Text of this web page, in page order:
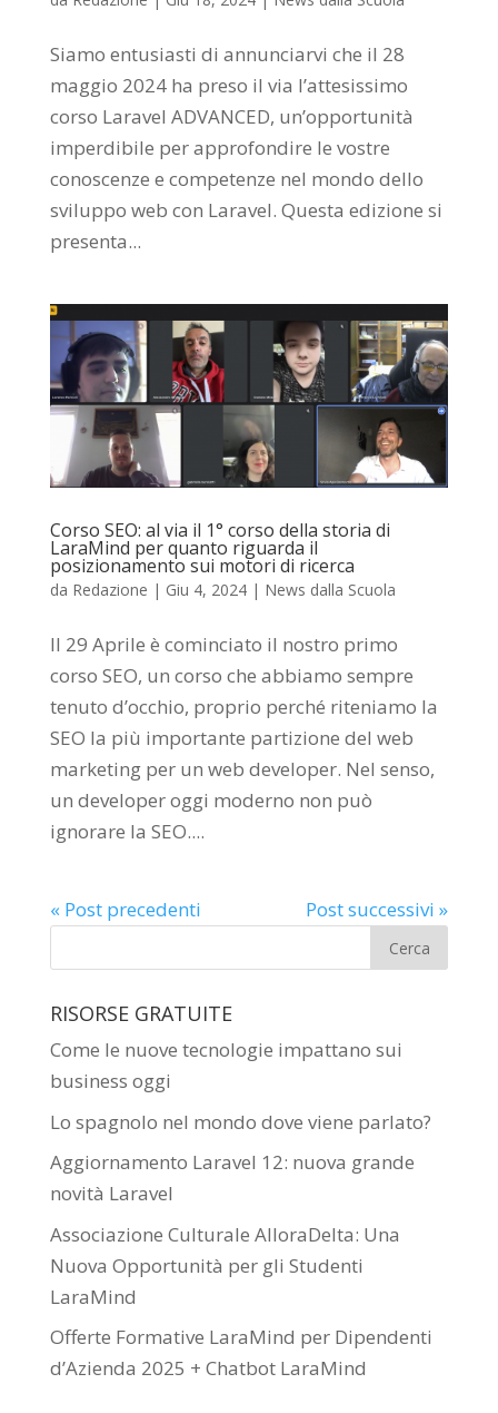
Siamo entusiasti di annunciarvi che il 28
maggio 2024 ha preso il via l’attesissimo
corso Laravel ADVANCED, un’opportunità
imperdibile per approfondire le vostre
conoscenze e competenze nel mondo dello
sviluppo web con Laravel. Questa edizione si
presenta...
Corso SEO: al via il 1° corso della storia di
LaraMind per quanto riguarda il
posizionamento sui motori di ricerca
da Redazione | Giu 4, 2024| News dalla Scuola
Il 29 Aprile è cominciato il nostro primo
corso SEO, un corso che abbiamo sempre
tenuto d’occhio, proprio perché riteniamo la
SEO la più importante partizione del web
marketing per un web developer. Nel senso,
un developer oggi moderno non può
ignorare la SEO....
« Post precedenti Post successivi »
RISORSE GRATUITE
Come le nuove tecnologie impattano sui
business oggi
Lo spagnolo nel mondo dove viene parlato?
Aggiornamento Laravel 12: nuova grande
novità Laravel
Associazione Culturale AlloraDelta: Una
Nuova Opportunità per gli Studenti
LaraMind
Offerte Formative LaraMind per Dipendenti
d’Azienda 2025 + Chatbot LaraMind